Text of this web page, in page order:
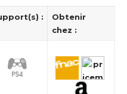
:
Obtenir
chez :